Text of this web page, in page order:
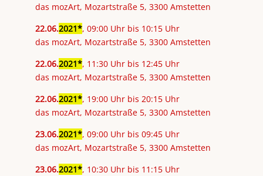
das mozArt, Mozartstraße 5, 3300 Amstetten
22.06.2021 , 09:00 Uhr bis 10:15 Uhr
das mozArt, Mozartstraße 5, 3300 Amstetten
22.06.2021 , 11:30 Uhr bis 12:45 Uhr
das mozArt, Mozartstraße 5, 3300 Amstetten
22.06.2021 , 19:00 Uhr bis 20:15 Uhr
das mozArt, Mozartstraße 5, 3300 Amstetten
23.06.2021 , 09:00 Uhr bis 09:45 Uhr
das mozArt, Mozartstraße 5, 3300 Amstetten
23.06.2021 , 10:30 Uhr bis 11:15 Uhr